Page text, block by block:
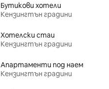
Бутикови хотели
Кензингтън градини
Хотелски стаи
Кензингтън градини
Апартаменти под наем
Кензингтън градини